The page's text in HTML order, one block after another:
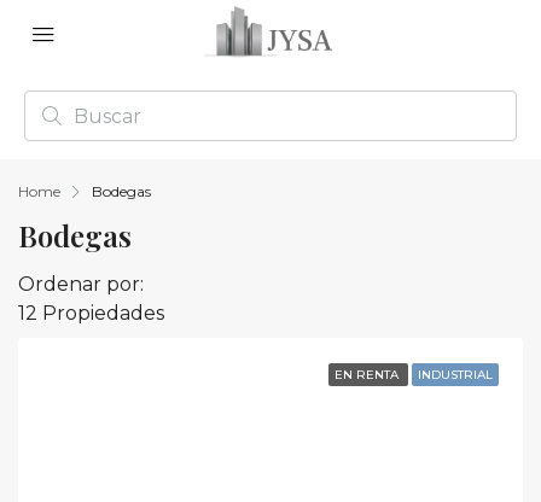
Home Bodegas
Bodegas
12 Propiedades
Ordenar por:
EN RENTA INDUSTRIAL